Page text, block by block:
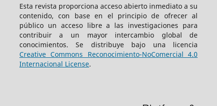
Esta revista proporciona acceso abierto inmediato a su
contenido, con base en el principio de ofrecer al
público un acceso libre a las investigaciones para
contribuir a un mayor intercambio global de
conocimientos. Se distribuye bajo una licencia
Creative Commons Reconocimiento-NoComercial 4.0
Internacional License.